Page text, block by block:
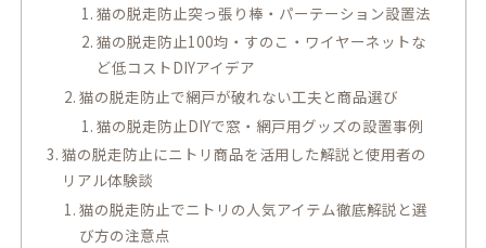
猫の脱走防止突っ張り棒・パーテーション設置法
猫の脱走防止100均・すのこ・ワイヤーネットな
ど低コストDIYアイデア
猫の脱走防止で網戸が破れない工夫と商品選び
猫の脱走防止DIYで窓・網戸用グッズの設置事例
猫の脱走防止にニトリ商品を活用した解説と使用者の
リアル体験談
猫の脱走防止でニトリの人気アイテム徹底解説と選
び方の注意点